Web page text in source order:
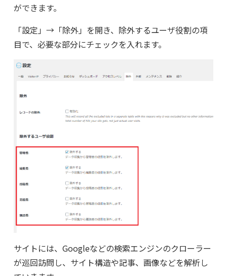
ができます。
「設定」→「除外」を開き、除外するユーザ役割の項
目で、必要な部分にチェックを入れます。
サイトには、Googleなどの検索エンジンのクローラー
が巡回訪問し、サイト構造や記事、画像などを解析し